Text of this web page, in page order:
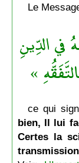
في الدِّينِ
»
ce qui
bien, Il lui
Certes la